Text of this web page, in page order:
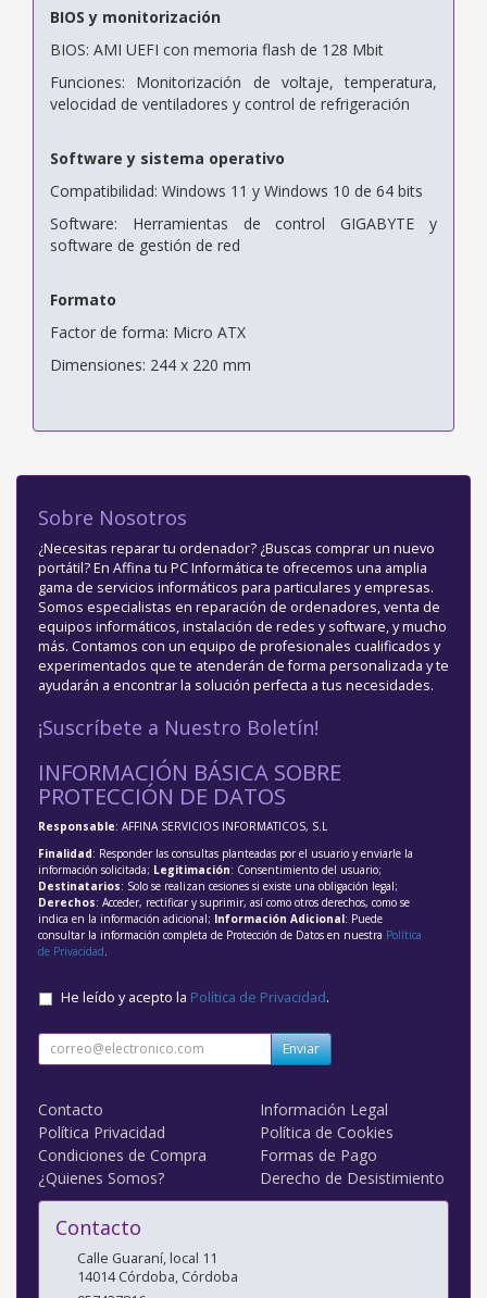
BIOS y monitorización
BIOS: AMI UEFI con memoria flash de 128 Mbit
Funciones: Monitorización de voltaje, temperatura,
velocidad de ventiladores y control de refrigeración
Software y sistema operativo
Compatibilidad: Windows 11 y Windows 10 de 64 bits
Software: Herramientas de control GIGABYTE y
software de gestión de red
Formato
Factor de forma: Micro ATX
Dimensiones: 244 x 220 mm
Sobre Nosotros
¿Necesitas reparar tu ordenador? ¿Buscas comprar un nuevo
portátil? En Affina tu PC Informática te ofrecemos una amplia
gama de servicios informáticos para particulares y empresas.
Somos especialistas en reparación de ordenadores, venta de
equipos informáticos, instalación de redes y software, y mucho
más. Contamos con un equipo de profesionales cualificados y
experimentados que te atenderán de forma personalizada y te
ayudarán a encontrar la solución perfecta a tus necesidades.
¡Suscríbete a Nuestro Boletín!
INFORMACIÓN BÁSICA SOBRE
PROTECCIÓN DE DATOS
Responsable: AFFINA SERVICIOS INFORMATICOS, S.L
Finalidad: Responder las consultas planteadas por el usuario y enviarle la
información solicitada; Legitimación: Consentimiento del usuario;
Destinatarios: Solo se realizan cesiones si existe una obligación legal;
Derechos: Acceder, rectificar y suprimir, así como otros derechos, como se
indica en la información adicional; Información Adicional: Puede
consultar la información completa de Protección de Datos en nuestra Política
de Privacidad
He leído y acepto la Política de Privacidad.
Enviar
Contacto
Información Legal
Política Privacidad
Política de Cookies
Condiciones de Compra
Formas de Pago
¿Quienes Somos?
Derecho de Desistimiento
Contacto
Calle Guaraní, local 11
14014 Córdoba, Córdoba